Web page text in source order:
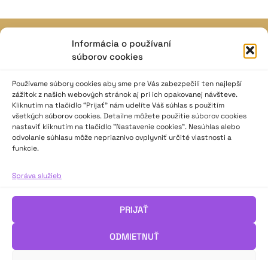
Informácia o používaní
súborov cookies
Používame súbory cookies aby sme pre Vás zabezpečili ten najlepší
zážitok z našich webových stránok aj pri ich opakovanej návšteve.
Kliknutím na tlačidlo “Prijať” nám udelíte Váš súhlas s použitím
všetkých súborov cookies. Detailne môžete použitie súborov cookies
nastaviť kliknutím na tlačidlo "Nastavenie cookies". Nesúhlas alebo
odvolanie súhlasu môže nepriaznivo ovplyvniť určité vlastnosti a
funkcie.
Správa služieb
PRIJAŤ
ODMIETNUŤ
e-mail: javisko.noc@nocka.sk
Nám. SNP č. 12, 812 34 Bratislava 1
Slovenská republika
2023–2025 ©
Logofont by